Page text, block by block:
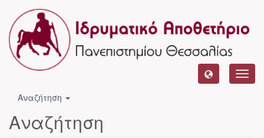
Αναζήτηση
Αναζήτηση